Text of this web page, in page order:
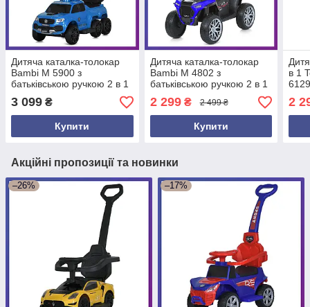
Дитяча каталка-толокар
Bambi M 5900 з
батьківською ручкою 2 в 1
3 099 ₴
Купити
Дитяча каталка-толокар
Bambi М 4802 з
батьківською ручкою 2 в 1
2 299₴ 2 499 ₴
Купити
в 1
2
Акційні пропозиції та новинки
–26% –17%